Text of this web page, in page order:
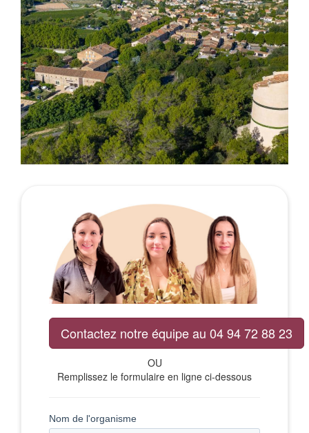
Contactez notre équipe au 04 94 72 88 23
OU
Remplissez le formulaire en ligne ci-dessous